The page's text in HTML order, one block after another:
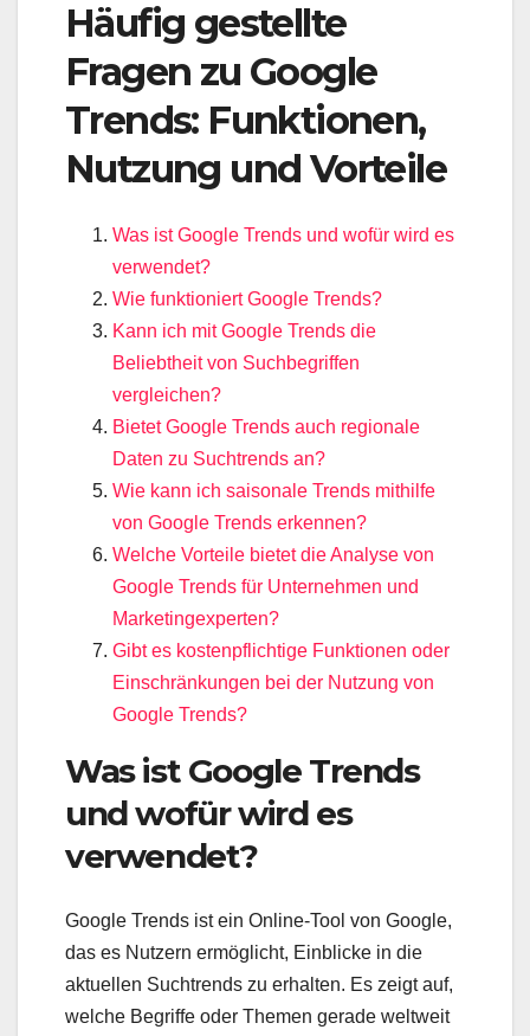
Häufig gestellte
Fragen zu Google
Trends: Funktionen,
Nutzung und Vorteile
Was ist Google Trends und wofür wird es
verwendet?
Wie funktioniert Google Trends?
Kann ich mit Google Trends die
Beliebtheit von Suchbegriffen
vergleichen?
Bietet Google Trends auch regionale
Daten zu Suchtrends an?
Wie kann ich saisonale Trends mithilfe
von Google Trends erkennen?
Welche Vorteile bietet die Analyse von
Google Trends für Unternehmen und
Marketingexperten?
Gibt es kostenpflichtige Funktionen oder
Einschränkungen bei der Nutzung von
Google Trends?
Was ist Google Trends
und wofür wird es
verwendet?
Google Trends ist ein Online-Tool von Google,
das es Nutzern ermöglicht, Einblicke in die
aktuellen Suchtrends zu erhalten. Es zeigt auf,
welche Begriffe oder Themen gerade weltweit